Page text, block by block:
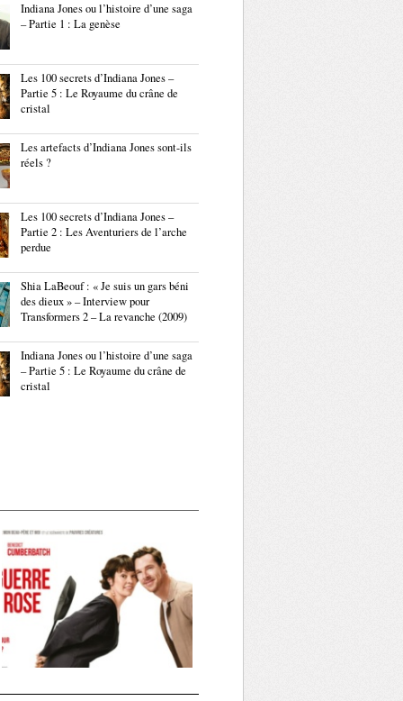
Indiana Jones ou l’histoire d’une saga
– Partie 1 : La genèse
Les 100 secrets d’Indiana Jones –
Partie 5 : Le Royaume du crâne de
cristal
Les artefacts d’Indiana Jones sont-ils
réels ?
Les 100 secrets d’Indiana Jones –
Partie 2 : Les Aventuriers de l’arche
perdue
Shia LaBeouf : « Je suis un gars béni
des dieux » – Interview pour
Transformers 2 – La revanche (2009)
Indiana Jones ou l’histoire d’une saga
– Partie 5 : Le Royaume du crâne de
cristal